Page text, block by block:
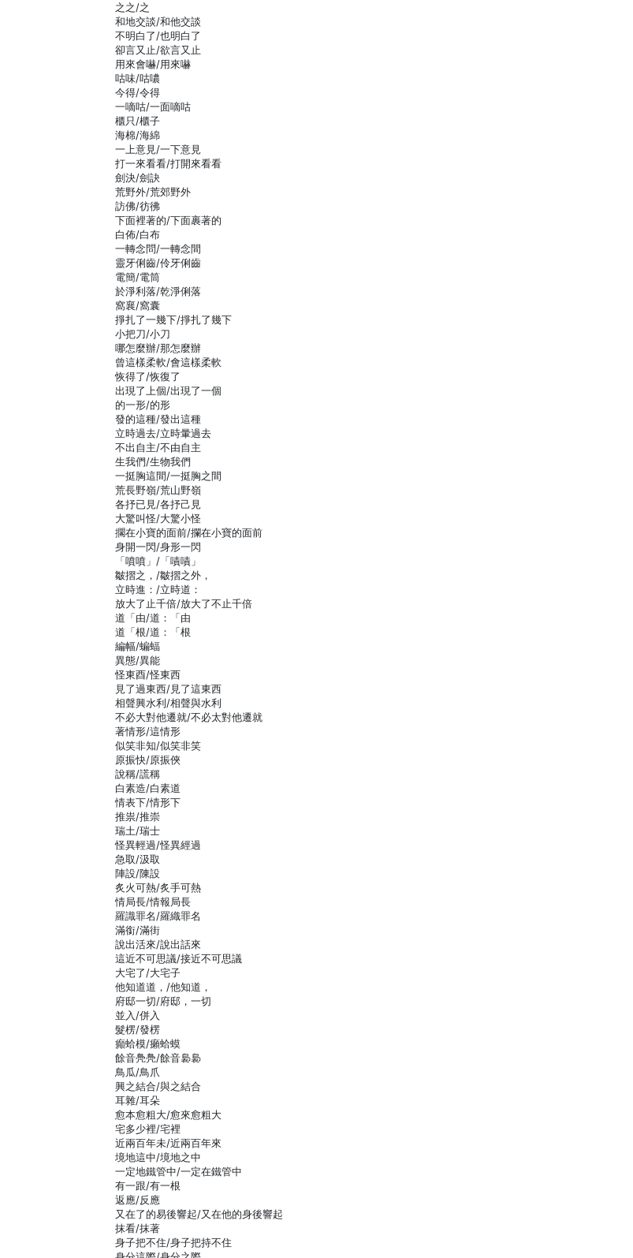
之之/之
和地交談/和他交談
不明白了/也明白了
卻言又止/欲言又止
用來會嚇/用來嚇
咕味/咕噥
今得/令得
一嘀咕/一面嘀咕
櫃只/櫃子
海棉/海綿
一上意見/一下意見
打一來看看/打開來看看
劍決/劍訣
荒野外/荒郊野外
訪佛/彷彿
下面裡著的/下面裹著的
白佈/白布
一轉念問/一轉念間
靈牙俐齒/伶牙俐齒
電簡/電筒
於淨利落/乾淨俐落
窩襄/窩囊
掙扎了一幾下/掙扎了幾下
小把刀/小刀
哪怎麼辦/那怎麼辦
曾這樣柔軟/會這樣柔軟
恢得了/恢復了
出現了上個/出現了一個
的一形/的形
發的這種/發出這種
立時過去/立時暈過去
不出自主/不由自主
生我們/生物我們
一挺胸這間/一挺胸之間
荒長野嶺/荒山野嶺
各抒已見/各抒己見
大驚叫怪/大驚小怪
擱在小寶的面前/攔在小寶的面前
身開一閃/身形一閃
「噴噴」/「嘖嘖」
皺摺之，/皺摺之外，
立時進：/立時道：
放大了止千倍/放大了不止千倍
道「由/道：「由
道「根/道：「根
編幅/蝙蝠
異態/異能
怪東酉/怪東西
見了過東西/見了這東西
相聲興水利/相聲與水利
不必大對他遷就/不必太對他遷就
著情形/這情形
似笑非知/似笑非笑
原振快/原振俠
說稱/謊稱
白素造/白素道
情表下/情形下
推祟/推崇
瑞土/瑞士
怪異輕過/怪異經過
急取/汲取
陣設/陳設
炙火可熱/炙手可熱
情局長/情報局長
羅識罪名/羅織罪名
滿銜/滿街
說出活來/說出話來
這近不可思議/接近不可思議
大宅了/大宅子
他知道道，/他知道，
府邸一切/府邸，一切
並入/併入
髮楞/發楞
癲蛤模/癩蛤蟆
餘音鳧鳧/餘音裊裊
鳥瓜/鳥爪
興之結合/與之結合
耳雜/耳朵
愈本愈粗大/愈來愈粗大
宅多少裡/宅裡
近兩百年未/近兩百年來
境地這中/境地之中
一定地鐵管中/一定在鐵管中
有一跟/有一根
返應/反應
又在了的易後響起/又在他的身後響起
抹看/抹著
身子把不住/身子把持不住